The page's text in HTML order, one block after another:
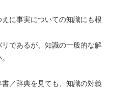
に事実についての知識にも根
リであるが、知識の一般的な解
／辞典を見ても、知識の対義